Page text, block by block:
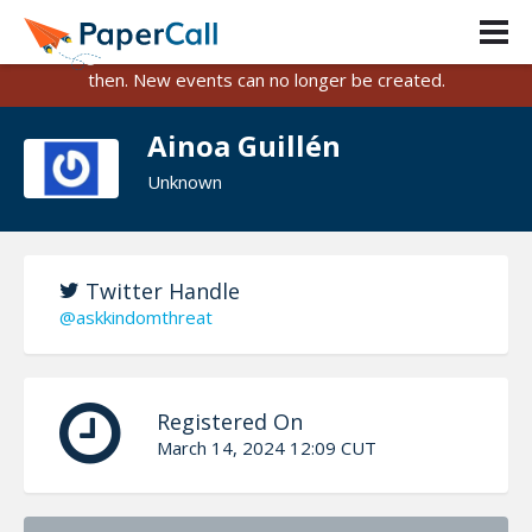
PaperCall is shutting down on August 31, 2026.
Existing events and submissions will remain available until
then. New events can no longer be created.
Ainoa Guillén
Unknown
Twitter Handle
@askkindomthreat
Registered On
March 14, 2024 12:09 CUT